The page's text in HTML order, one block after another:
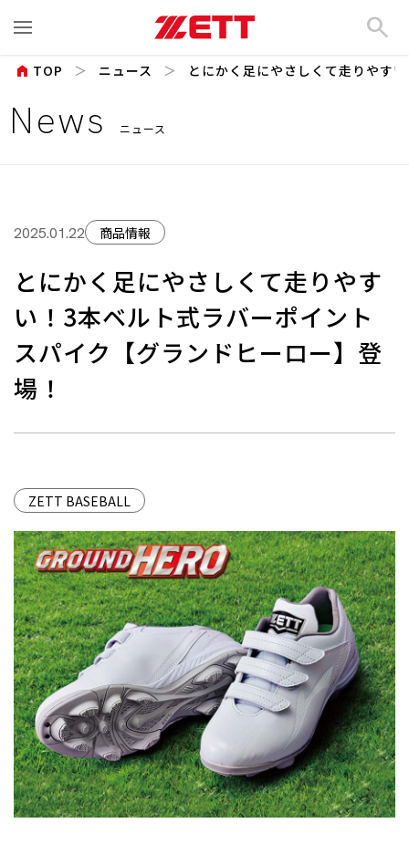
search
News ニュース
home TOP ニュース とにかく足にやさしくて走りやす
2025.01.22 商品情報
とにかく足にやさしくて走りやす
い！3本ベルト式ラバーポイント
スパイク【グランドヒーロー】登
場！
ZETT BASEBALL